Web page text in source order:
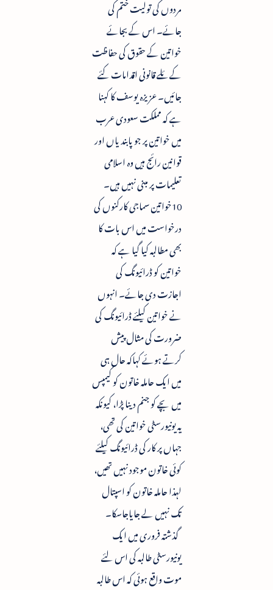
مردوں کی تولیت ختم کی
جائے۔ اس کے بجائے
خواتین کے حقوق کی حفاظت
کےئلے قانونی اقدامات کئے
جائیں۔ عزیزہ یوسف کا کہنا
ہے کہ مملکت سعودی عرب
میں خواتین پر جو پابندیاں اور
قوانین رائج ہیں وہ اسلامی
تعلیمات پر مبنی نہیں ہیں۔
10خواتین سماجی کارکنوں کی
درخواست میں اس بات کا
بھی مطالبہ کیا گیا ہے کہ
خواتین کو ڈرائیونگ کی
اجازت دی جائے۔ انہوں
نے خواتین کیلئے ڈرائیونگ کی
ضرورت کی مثال پیش
کرتے ہوئے کہاکہ حال ہی
میں ایک حاملہ خاتون کو کیمپس
میں بچے کو جنم دینا پڑا، کیونکہ
یہ یونیورسٹی خواتین کی تھی،
جہاں پر کار کی ڈرائیونگ کیلئے
کوئی خاتون موجود نہیں تھیں،
لہذا حاملہ خاتون کو اسپتال
تک نہیں لے جایاجاسکا۔
گذشتہ فروری میں ایک
یونیورسٹی طالبہ کی اس لئے
موت واقع ہوئی کہ اس طالبہ